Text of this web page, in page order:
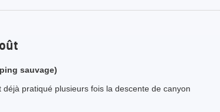
sauvage)
pratiqué plusieurs fois la descente de canyon